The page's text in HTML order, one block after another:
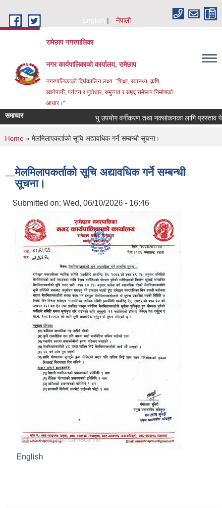
English
नेपाली
रामेछाप नगरपालिका
नगर कार्यपालिकाको कार्यालय, रामेछाप
नगरपालिकाको दिर्घकालिन लक्ष्य: "शिक्षा, स्वास्थ्य, कृषि,
खानेपानी, पर्यटन र पुर्वाधार, समुन्नत र समृद्व रामेछाप निर्माणको
आधार।"
समाचार भु उपयोग वर्गीकरण तथा नक्सांकनका लागि प्रस्ताव पेश
You are here
Home » मेलमिलापकर्ताको सूचि अद्यावधिक गर्ने सम्बन्धी सूचना।
मेलमिलापकर्ताको सूचि अद्यावधिक गर्ने सम्बन्धी
सूचना।
Submitted on: Wed, 06/10/2026 - 16:46
English